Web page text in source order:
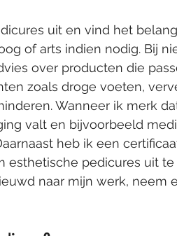
uit en vind het
of arts indien nodig. Bij
over producten die
zoals droge voeten,
Wanneer ik merk
valt en bijvoorbeeld
heb ik een
esthetische pedicures uit
naar mijn werk, neem